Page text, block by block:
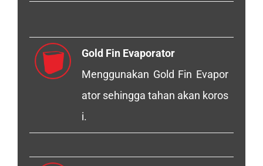
Gold Fin Evaporator
Menggunakan Gold Fin Evapor
ator sehingga tahan akan koros
i.